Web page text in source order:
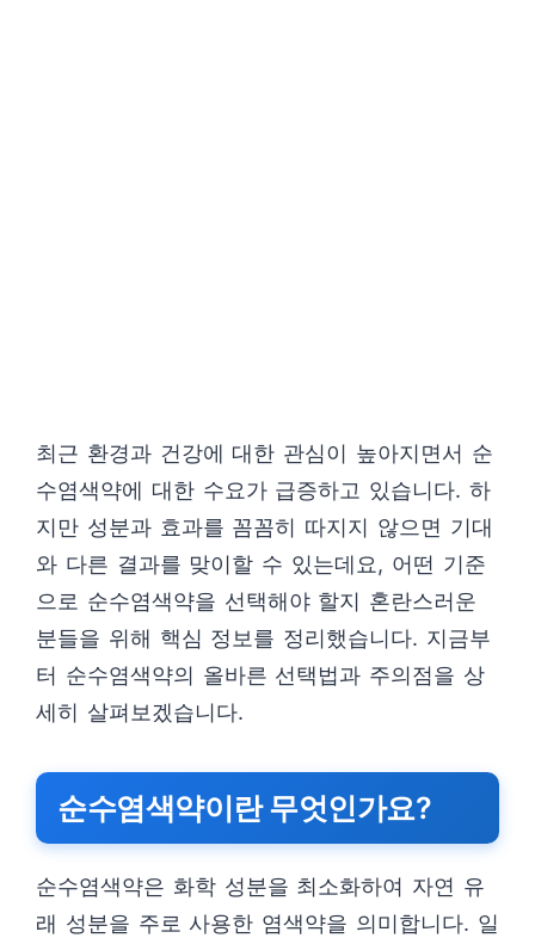
최근 환경과 건강에 대한 관심이 높아지면서 순
수염색약에 대한 수요가 급증하고 있습니다. 하
지만 성분과 효과를 꼼꼼히 따지지 않으면 기대
와 다른 결과를 맞이할 수 있는데요, 어떤 기준
으로 순수염색약을 선택해야 할지 혼란스러운
분들을 위해 핵심 정보를 정리했습니다. 지금부
터 순수염색약의 올바른 선택법과 주의점을 상
세히 살펴보겠습니다.
순수염색약이란 무엇인가요?
순수염색약은 화학 성분을 최소화하여 자연 유
래 성분을 주로 사용한 염색약을 의미합니다. 일